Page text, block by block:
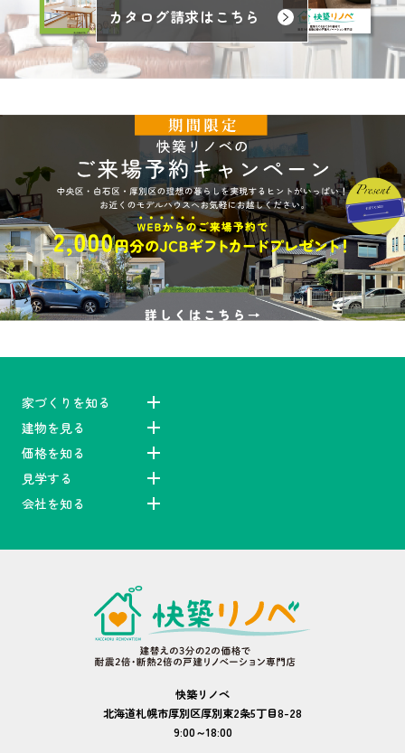
カタログ請求はこちら
家づくりを知る
建物を見る
価格を知る
見学する
会社を知る
快築リノベ
北海道札幌市厚別区厚別東2条5丁目8-28
9:00～18:00